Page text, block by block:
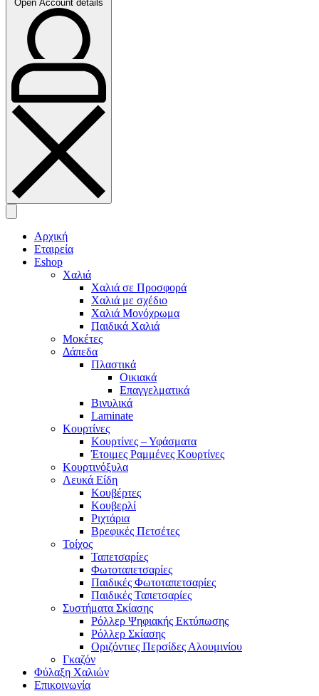
Open Account details
Αρχική
Εταιρεία
Eshop
Χαλιά
Χαλιά σε Προσφορά
Χαλιά με σχέδιο
Χαλιά Μονόχρωμα
Παιδικά Χαλιά
Μοκέτες
Δάπεδα
Πλαστικά
Οικιακά
Επαγγελματικά
Βινυλικά
Laminate
Κουρτίνες
Κουρτίνες – Υφάσματα
Έτοιμες Ραμμένες Κουρτίνες
Κουρτινόξυλα
Λευκά Είδη
Κουβέρτες
Κουβερλί
Ριχτάρια
Βρεφικές Πετσέτες
Τοίχος
Ταπετσαρίες
Φωτοταπετσαρίες
Παιδικές Φωτοταπετσαρίες
Παιδικές Ταπετσαρίες
Συστήματα Σκίασης
Ρόλλερ Ψηφιακής Εκτύπωσης
Ρόλλερ Σκίασης
Οριζόντιες Περσίδες Αλουμινίου
Γκαζόν
Φύλαξη Χαλιών
Επικοινωνία